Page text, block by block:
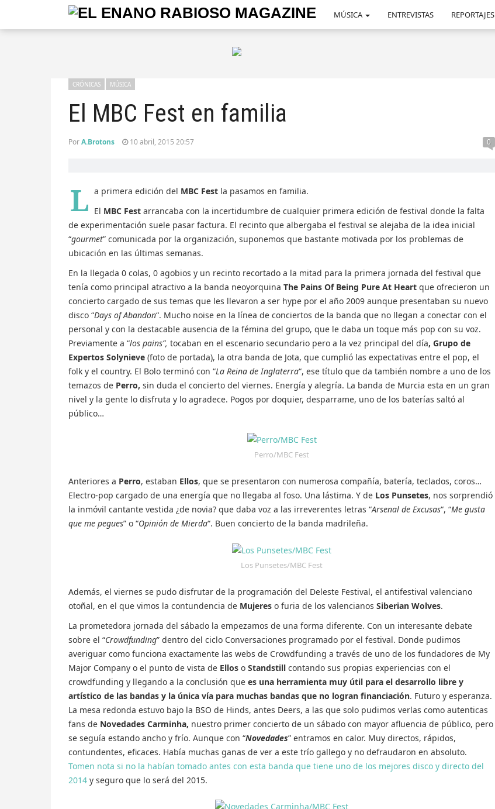
MÚSICA ENTREVISTAS REPORTAJES
El MBC Fest en familia
CRÓNICAS MÚSICA
PorA.Brotons 10 abril, 2015 20:57 0
L a primera edición del MBC Fest la pasamos en familia.
El MBC Fest arrancaba con la incertidumbre de cualquier primera edición de festival donde la falta
de experimentación suele pasar factura. El recinto que albergaba el festival se alejaba de la idea inicial
“gourmet” comunicada por la organización, suponemos que bastante motivada por los problemas de
ubicación en las últimas semanas.
En la llegada 0 colas, 0 agobios y un recinto recortado a la mitad para la primera jornada del festival que
tenía como principal atractivo a la banda neoyorquina The Pains Of Being Pure At Heart que ofrecieron un
concierto cargado de sus temas que les llevaron a ser hype por el año 2009 aunque presentaban su nuevo
disco “Days of Abandon“. Mucho noise en la línea de conciertos de la banda que no llegan a conectar con el
personal y con la destacable ausencia de la fémina del grupo, que le daba un toque más pop con su voz.
Previamente a “los pains”, tocaban en el escenario secundario pero a la vez principal del día, Grupo de
Expertos Solynieve (foto de portada), la otra banda de Jota, que cumplió las expectativas entre el pop, el
folk y el country. El Bolo terminó con “La Reina de Inglaterra“, ese título que da también nombre a uno de los
temazos de Perro, sin duda el concierto del viernes. Energía y alegría. La banda de Murcia esta en un gran
nivel y la gente lo disfruta y lo agradece. Pogos por doquier, desparrame, uno de los baterías saltó al
público…
Perro/MBC Fest
Anteriores a Perro, estaban Ellos, que se presentaron con numerosa compañía, batería, teclados, coros…
Electro-pop cargado de una energía que no llegaba al foso. Una lástima. Y de Los Punsetes, nos sorprendió
la inmóvil cantante vestida ¿de novia? que daba voz a las irreverentes letras “Arsenal de Excusas“, “Me gusta
que me pegues” o “Opinión de Mierda“. Buen concierto de la banda madrileña.
Los Punsetes/MBC Fest
Además, el viernes se pudo disfrutar de la programación del Deleste Festival, el antifestival valenciano
otoñal, en el que vimos la contundencia de Mujeres o furia de los valencianos Siberian Wolves.
La prometedora jornada del sábado la empezamos de una forma diferente. Con un interesante debate
sobre el “Crowdfunding” dentro del ciclo Conversaciones programado por el festival. Donde pudimos
averiguar como funciona exactamente las webs de Crowdfunding a través de uno de los fundadores de My
Major Company o el punto de vista de Ellos o Standstill contando sus propias experiencias con el
crowdfunding y llegando a la conclusión que es una herramienta muy útil para el desarrollo libre y
artístico de las bandas y la única vía para muchas bandas que no logran financiación. Futuro y esperanza.
La mesa redonda estuvo bajo la BSO de Hinds, antes Deers, a las que solo pudimos verlas como autenticas
fans de Novedades Carminha, nuestro primer concierto de un sábado con mayor afluencia de público, pero
se seguía estando ancho y frío. Aunque con “Novedades” entramos en calor. Muy directos, rápidos,
contundentes, eficaces. Había muchas ganas de ver a este trío gallego y no defraudaron en absoluto.
Tomen nota si no la habían tomado antes con esta banda que tiene uno de los mejores disco y directo del
2014 y seguro que lo será del 2015.